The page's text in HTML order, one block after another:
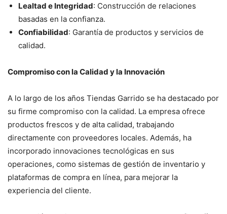
Lealtad e Integridad: Construcción de relaciones
basadas en la confianza.
Confiabilidad: Garantía de productos y servicios de
calidad.
Compromiso con la Calidad y la Innovación
A lo largo de los años Tiendas Garrido se ha destacado por
su firme compromiso con la calidad. La empresa ofrece
productos frescos y de alta calidad, trabajando
directamente con proveedores locales. Además, ha
incorporado innovaciones tecnológicas en sus
operaciones, como sistemas de gestión de inventario y
plataformas de compra en línea, para mejorar la
experiencia del cliente.